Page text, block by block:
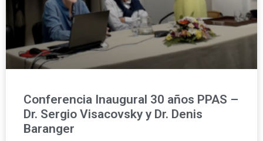
Conferencia Inaugural 30 años PPAS –
Dr. Sergio Visacovsky y Dr. Denis
Baranger